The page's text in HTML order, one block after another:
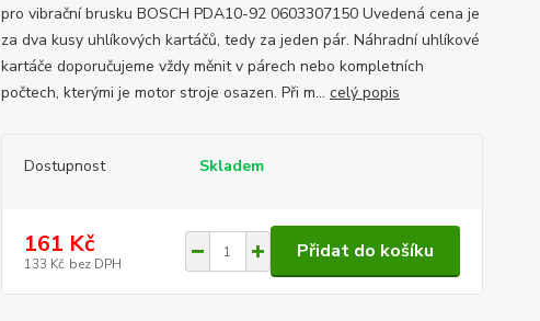
pro vibrační brusku BOSCH PDA10-92 0603307150 Uvedená cena je
za dva kusy uhlíkových kartáčů, tedy za jeden pár. Náhradní uhlíkové
kartáče doporučujeme vždy měnit v párech nebo kompletních
počtech, kterými je motor stroje osazen. Při m... celý popis
Dostupnost Skladem
161 Kč
133 Kč bez DPH
Přidat do košíku